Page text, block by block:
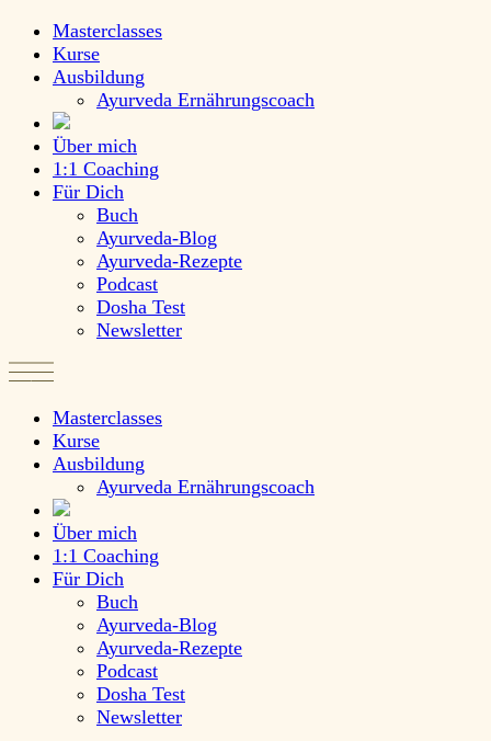
Masterclasses
Kurse
Ausbildung
Ayurveda Ernährungscoach
Über mich
1:1 Coaching
Für Dich
Buch
Ayurveda-Blog
Ayurveda-Rezepte
Podcast
Dosha Test
Newsletter
Masterclasses
Kurse
Ausbildung
Ayurveda Ernährungscoach
Über mich
1:1 Coaching
Für Dich
Buch
Ayurveda-Blog
Ayurveda-Rezepte
Podcast
Dosha Test
Newsletter